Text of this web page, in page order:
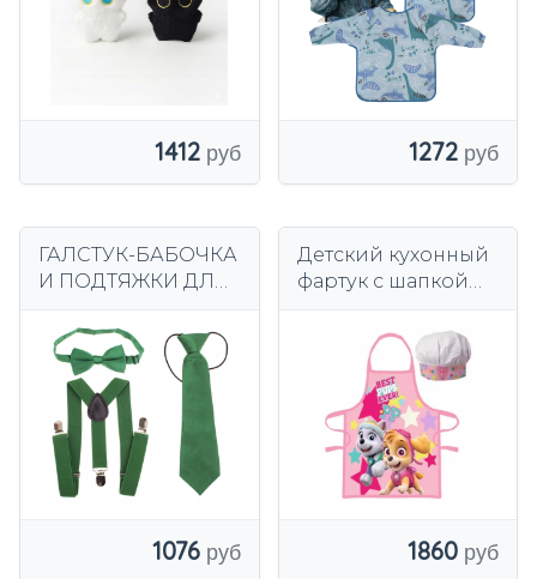
1412
мальчика
1272
ГАЛСТУК-БАБОЧКА
И ПОДТЯЖКИ ДЛЯ
ГАЛСТУК-БАБОЧКА
С ПОДТЯЖКАМИ
1076
Детский кухонный
фартук с шапкой
1860